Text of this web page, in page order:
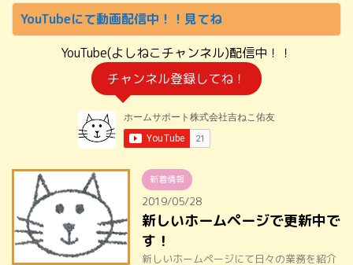
YouTubeにて動画配信中！！見てね
YouTube(よしねこチャンネル)配信中！！
チャンネル登録してね！
新着情報
2019/05/28
新しいホームページで更新中で
す！
新しいホームページにて日々の業務を紹介